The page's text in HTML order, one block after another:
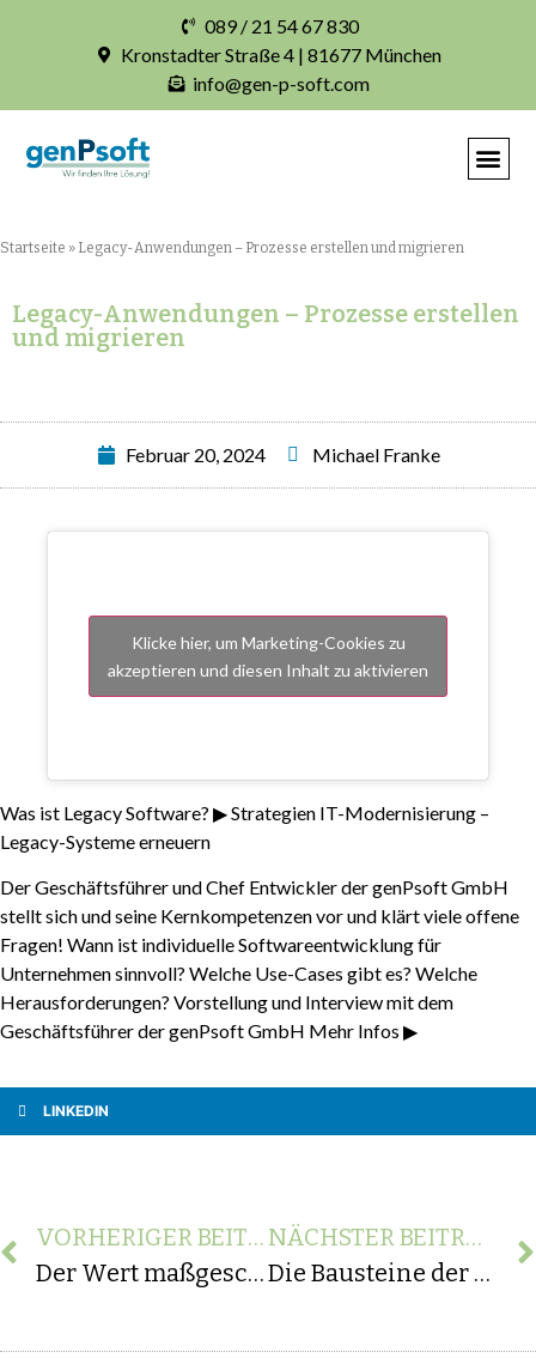
089 / 21 54 67 830
Kronstadter Straße 4 | 81677 München
info@gen-p-soft.com
Startseite » Legacy-Anwendungen – Prozesse erstellen und migrieren
Legacy-Anwendungen – Prozesse erstellen
und migrieren
Februar 20, 2024 Michael Franke
Klicke hier, um Marketing-Cookies zu
akzeptieren und diesen Inhalt zu aktivieren
Was ist Legacy Software? ▶ Strategien IT-Modernisierung –
Legacy-Systeme erneuern
Der Geschäftsführer und Chef Entwickler der genPsoft GmbH
stellt sich und seine Kernkompetenzen vor und klärt viele offene
Fragen! Wann ist individuelle Softwareentwicklung für
Unternehmen sinnvoll? Welche Use-Cases gibt es? Welche
Herausforderungen? Vorstellung und Interview mit dem
Geschäftsführer der genPsoft GmbH Mehr Infos ▶
LINKEDIN
VORHERIGER BEITRAG
Der Wert maßgeschneiderter Software: Individuelle Lösungen für einzigartige Geschäftsbedürfnisse
NÄCHSTER BEITRAG
Die Bausteine der digitalen Welt: Grundlagen und Qualitätsmerkmale der Softwarearchitektur